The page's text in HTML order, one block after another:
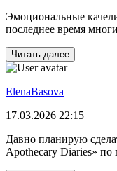
Эмоциональные
последнее время
Читать далее
ElenaBasova
17.03.2026 22:15
Давно планирую
Apothecary Diaries» по